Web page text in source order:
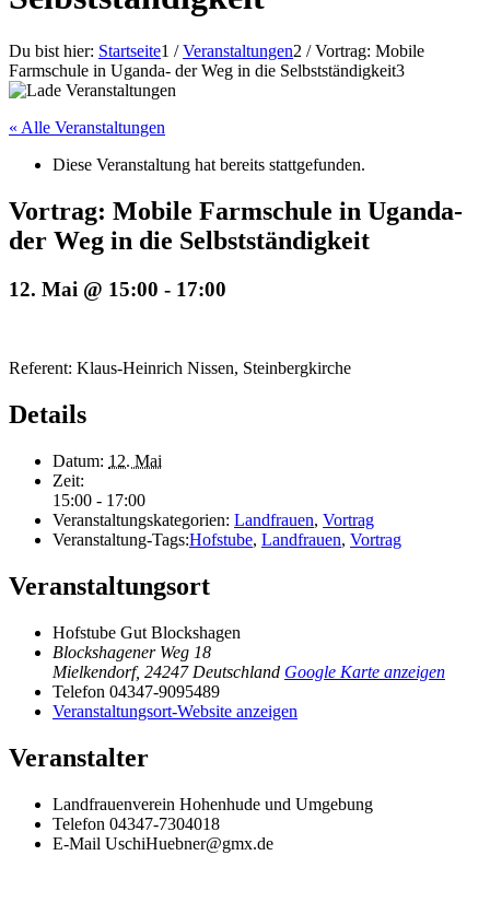
Du bist hier: Startseite1 / Veranstaltungen2 / Vortrag: Mobile
Farmschule in Uganda- der Weg in die Selbstständigkeit3
« Alle Veranstaltungen
Diese Veranstaltung hat bereits stattgefunden.
Vortrag: Mobile Farmschule in Uganda-
der Weg in die Selbstständigkeit
12. Mai @ 15:00 - 17:00
Referent: Klaus-Heinrich Nissen, Steinbergkirche
Details
Datum: 12. Mai
Zeit:
15:00 - 17:00
Veranstaltungskategorien: Landfrauen, Vortrag
Veranstaltung-Tags:Hofstube, Landfrauen, Vortrag
Veranstaltungsort
Hofstube Gut Blockshagen
Blockshagener Weg 18
Mielkendorf, 24247 Deutschland Google Karte anzeigen
Telefon 04347-9095489
Veranstaltungsort-Website anzeigen
Veranstalter
Landfrauenverein Hohenhude und Umgebung
Telefon 04347-7304018
E-Mail UschiHuebner@gmx.de